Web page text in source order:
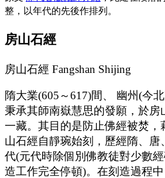
整，以年代的先後作排列。
房山石經
房山石經 Fangshan Shijing
隋大業(605～617)間、 幽州(今
秉承其師南嶽慧思的發願，於房
一藏。其目的是防止佛經被焚，
山石經自靜琬始刻，歷經隋、唐
代(元代時除個別佛教徒對少數
造工作完全停頓)。在刻造過程